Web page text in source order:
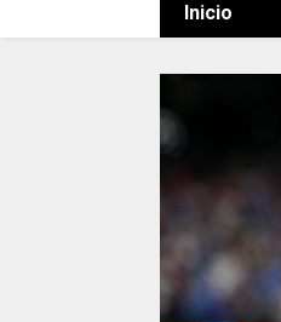
Inicio